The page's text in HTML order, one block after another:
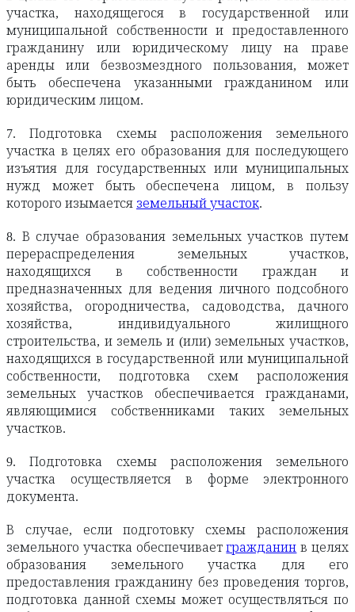
участка, находящегося в государственной или
муниципальной собственности и предоставленного
гражданину или юридическому лицу на праве
аренды или безвозмездного пользования, может
быть обеспечена указанными гражданином или
юридическим лицом.
7. Подготовка схемы расположения земельного
участка в целях его образования для последующего
изъятия для государственных или муниципальных
нужд может быть обеспечена лицом, в пользу
которого изымается земельный участок.
8. В случае образования земельных участков путем
перераспределения земельных участков,
находящихся в собственности граждан и
предназначенных для ведения личного подсобного
хозяйства, огородничества, садоводства, дачного
хозяйства, индивидуального жилищного
строительства, и земель и (или) земельных участков,
находящихся в государственной или муниципальной
собственности, подготовка схем расположения
земельных участков обеспечивается гражданами,
являющимися собственниками таких земельных
участков.
9. Подготовка схемы расположения земельного
участка осуществляется в форме электронного
документа.
В случае, если подготовку схемы расположения
земельного участка обеспечиваетгражданин в целях
образования земельного участка для его
предоставления гражданину без проведения торгов,
подготовка данной схемы может осуществляться по